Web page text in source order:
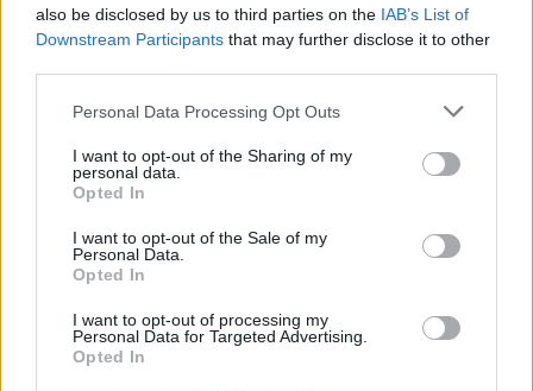
also be disclosed by us to third parties on the IAB’s List of
Downstream Participants that may further disclose it to other
Personal Data Processing Opt Outs
I want to opt-out of the Sharing of my
personal data.
Opted In
I want to opt-out of the Sale of my
Personal Data.
Opted In
I want to opt-out of processing my
Personal Data for Targeted Advertising.
Opted In
Ο Όμιλος Qualco επεκτείνει τη
δραστηριότητά του στην ΑΙ με
την απόκτηση πλειοψηφικού
ποσοστού στη Multiverse
στη Χαλκιδική
Συναγερμός από τον ΕΦΕΤ –